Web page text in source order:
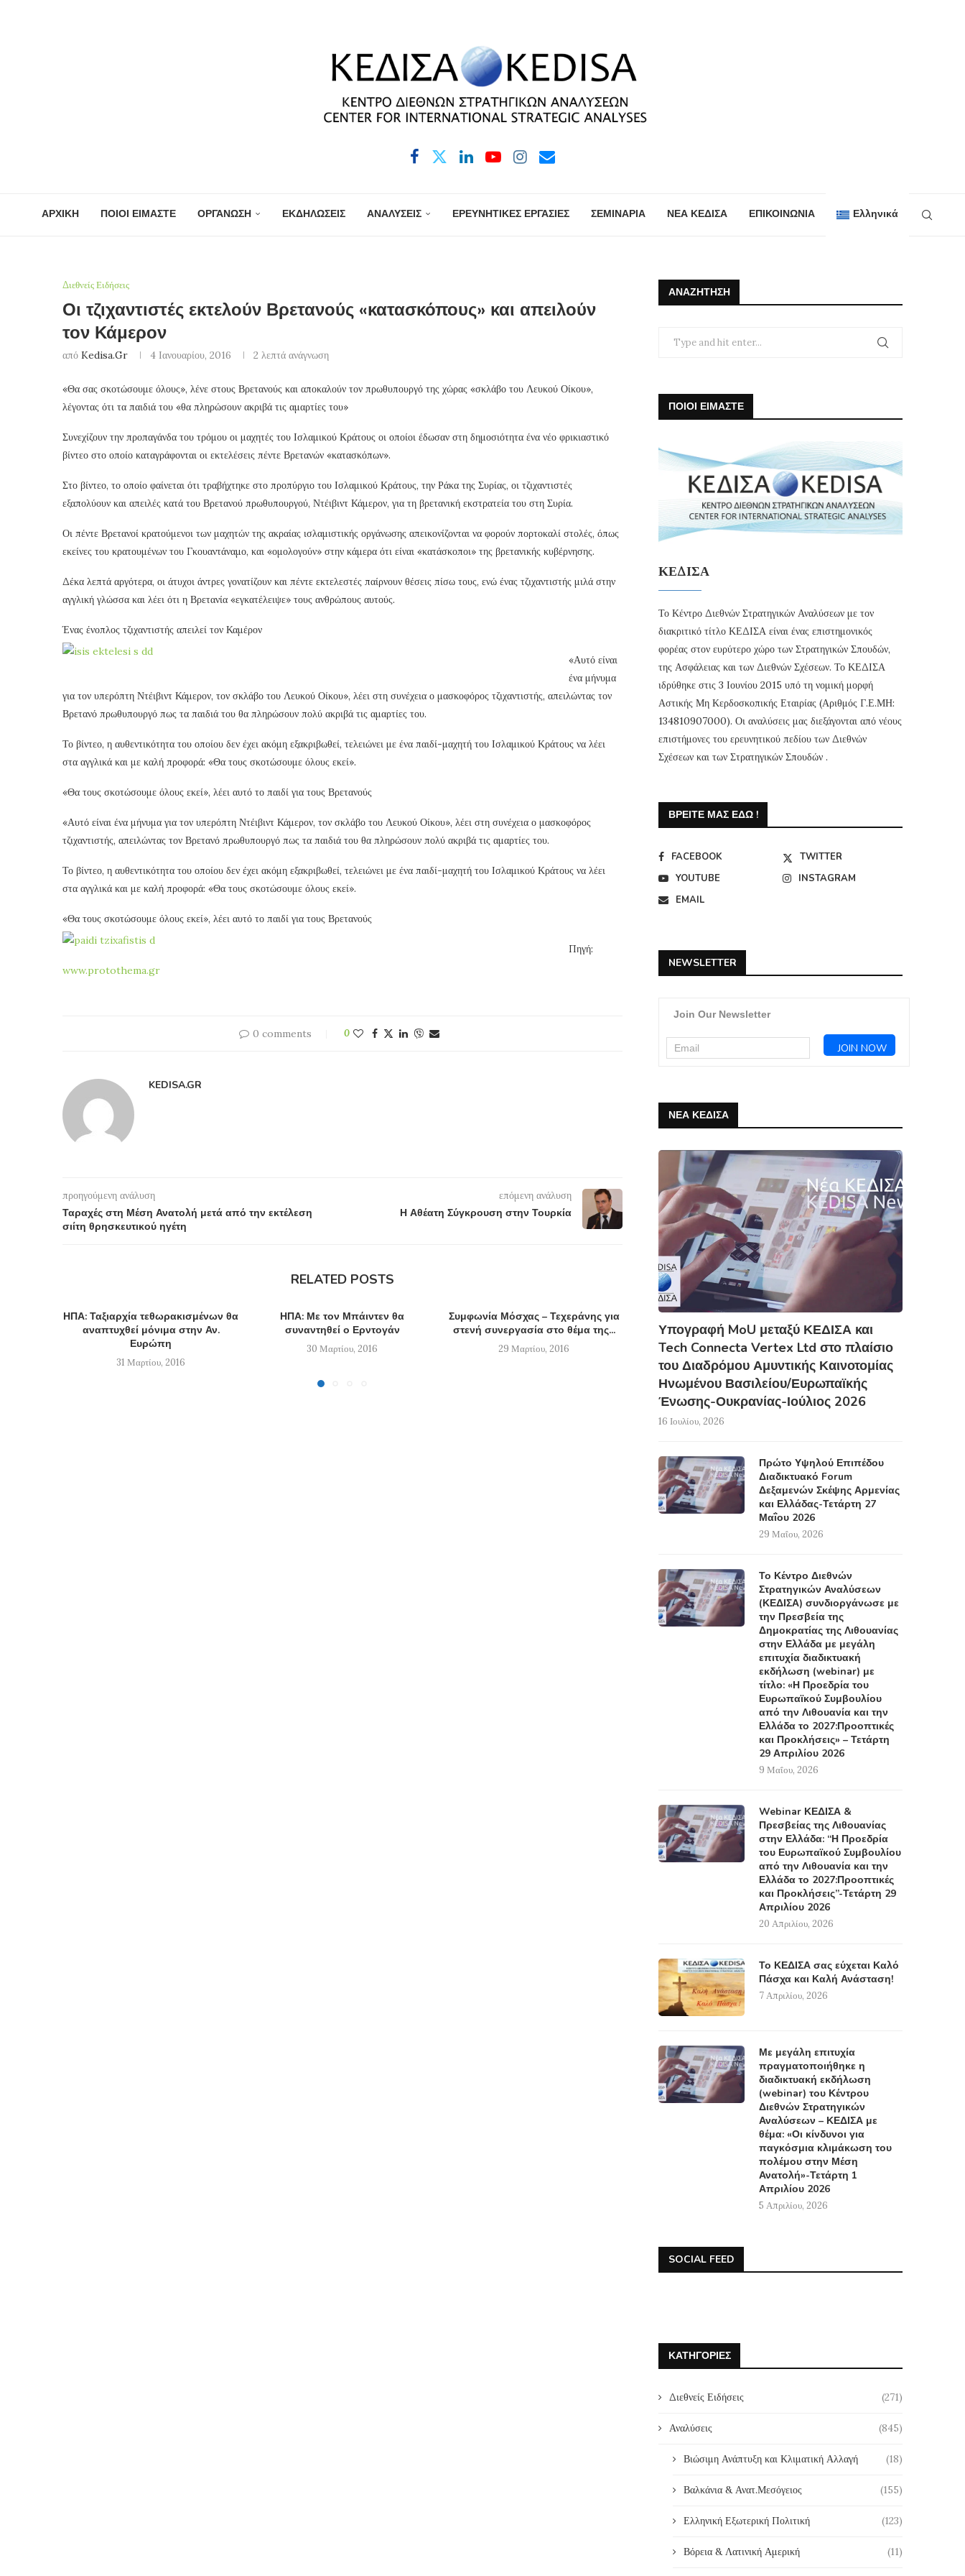
ΑΡΧΙΚΗ ΠΟΙΟΙ ΕΙΜΑΣΤΕ ΟΡΓΑΝΩΣΗ ΕΚΔΗΛΩΣΕΙΣ ΑΝΑΛΥΣΕΙΣ ΕΡΕΥΝΗΤΙΚΕΣ ΕΡΓΑΣΙΕΣ ΣΕΜΙΝΑΡΙΑ ΝΕΑ ΚΕΔΙΣΑ ΕΠΙΚΟΙΝΩΝΙΑ Ελληνικά
Διεθνείς Ειδήσεις
Οι τζιχαντιστές εκτελούν Βρετανούς «κατασκόπους» και απειλούν
τον Κάμερον
από Kedisa.gr 4 Ιανουαρίου, 2016 2 λεπτά ανάγνωση
«Θα σας σκοτώσουμε όλους», λένε στους Βρετανούς και αποκαλούν τον πρωθυπουργό της χώρας «σκλάβο του Λευκού Οίκου»,
λέγοντας ότι τα παιδιά του «θα πληρώσουν ακριβά τις αμαρτίες του»
Συνεχίζουν την προπαγάνδα του τρόμου οι μαχητές του Ισλαμικού Κράτους οι οποίοι έδωσαν στη δημοσιότητα ένα νέο φρικιαστικό
βίντεο στο οποίο καταγράφονται οι εκτελέσεις πέντε Βρετανών «κατασκόπων».
Στο βίντεο, το οποίο φαίνεται ότι τραβήχτηκε στο προπύργιο του Ισλαμικού Κράτους, την Ράκα της Συρίας, οι τζιχαντιστές
εξαπολύουν και απειλές κατά του Βρετανού πρωθυπουργού, Ντέιβιντ Κάμερον, για τη βρετανική εκστρατεία του στη Συρία.
Οι πέντε Βρετανοί κρατούμενοι των μαχητών της ακραίας ισλαμιστικής οργάνωσης απεικονίζονται να φορούν πορτοκαλί στολές, όπως
εκείνες του κρατουμένων του Γκουαντάναμο, και «ομολογούν» στην κάμερα ότι είναι «κατάσκοποι» της βρετανικής κυβέρνησης.
Δέκα λεπτά αργότερα, οι άτυχοι άντρες γονατίζουν και πέντε εκτελεστές παίρνουν θέσεις πίσω τους, ενώ ένας τζιχαντιστής μιλά στην
αγγλική γλώσσα και λέει ότι η Βρετανία «εγκατέλειψε» τους ανθρώπους αυτούς.
Ένας ένοπλος τζιχαντιστής απειλεί τον Καμέρον
«Αυτό είναι
ένα μήνυμα
για τον υπερόπτη Ντέιβιντ Κάμερον, τον σκλάβο του Λευκού Οίκου», λέει στη συνέχεια ο μασκοφόρος τζιχαντιστής, απειλώντας τον
Βρετανό πρωθυπουργό πως τα παιδιά του θα πληρώσουν πολύ ακριβά τις αμαρτίες του.
Το βίντεο, η αυθεντικότητα του οποίου δεν έχει ακόμη εξακριβωθεί, τελειώνει με ένα παιδί-μαχητή του Ισλαμικού Κράτους να λέει
στα αγγλικά και με καλή προφορά: «Θα τους σκοτώσουμε όλους εκεί».
«Θα τους σκοτώσουμε όλους εκεί», λέει αυτό το παιδί για τους Βρετανούς
«Αυτό είναι ένα μήνυμα για τον υπερόπτη Ντέιβιντ Κάμερον, τον σκλάβο του Λευκού Οίκου», λέει στη συνέχεια ο μασκοφόρος
τζιχαντιστής, απειλώντας τον Βρετανό πρωθυπουργό πως τα παιδιά του θα πληρώσουν πολύ ακριβά τις αμαρτίες του.
Το βίντεο, η αυθεντικότητα του οποίου δεν έχει ακόμη εξακριβωθεί, τελειώνει με ένα παιδί-μαχητή του Ισλαμικού Κράτους να λέει
στα αγγλικά και με καλή προφορά: «Θα τους σκοτώσουμε όλους εκεί».
«Θα τους σκοτώσουμε όλους εκεί», λέει αυτό το παιδί για τους Βρετανούς
Πηγή:
www.protothema.gr
0 comments 0
KEDISA.GR
προηγούμενη ανάλυση
Ταραχές στη Μέση Ανατολή μετά από την εκτέλεση
σιίτη θρησκευτικού ηγέτη
επόμενη ανάλυση
Η Αθέατη Σύγκρουση στην Τουρκία
RELATED POSTS
ΗΠΑ: Ταξιαρχία τεθωρακισμένων θα
αναπτυχθεί μόνιμα στην Αν.
Ευρώπη
31 Μαρτίου, 2016
ΗΠΑ: Με τον Μπάιντεν θα
συναντηθεί ο Ερντογάν
30 Μαρτίου, 2016
Συμφωνία Μόσχας – Τεχεράνης για
στενή συνεργασία στο θέμα της...
29 Μαρτίου, 2016
Μακελειό στο Πακιστάν-
Τουλάχιστον 65 νεκροί από
επίθεση καμικάζι σε...
28 Μαρτίου, 2016
Κρίσιμη η βελτίωση
ανταλλαγής
24 Μαρτίου, 2016
ΑΝΑΖΉΤΗΣΗ
ΠΟΙΟΙ ΕΙΜΑΣΤΕ
ΚΕΔΙΣΑ
Το Κέντρο Διεθνών Στρατηγικών Αναλύσεων με τον
διακριτικό τίτλο ΚΕΔΙΣΑ είναι ένας επιστημονικός
φορέας στον ευρύτερο χώρο των Στρατηγικών Σπουδών,
της Ασφάλειας και των Διεθνών Σχέσεων. Το ΚΕΔΙΣΑ
ιδρύθηκε στις 3 Ιουνίου 2015 υπό τη νομική μορφή
Αστικής Μη Κερδοσκοπικής Εταιρίας (Αριθμός Γ.Ε.ΜΗ:
134810907000). Οι αναλύσεις μας διεξάγονται από νέους
επιστήμονες του ερευνητικού πεδίου των Διεθνών
Σχέσεων και των Στρατηγικών Σπουδών .
ΒΡΕΊΤΕ ΜΑΣ ΕΔΏ !
FACEBOOK
TWITTER
YOUTUBE
INSTAGRAM
EMAIL
NEWSLETTER
Join Our Newsletter
ΝΕΑ ΚΕΔΙΣΑ
Υπογραφή MoU μεταξύ ΚΕΔΙΣΑ και
Tech Connecta Vertex Ltd στο πλαίσιο
του Διαδρόμου Αμυντικής Καινοτομίας
Ηνωμένου Βασιλείου/Ευρωπαϊκής
Ένωσης-Ουκρανίας-Ιούλιος 2026
16 Ιουλίου, 2026
Πρώτο Υψηλού Επιπέδου
Διαδικτυακό Forum
Δεξαμενών Σκέψης Αρμενίας
και Ελλάδας-Τετάρτη 27
Μαΐου 2026
29 Μαΐου, 2026
Το Κέντρο Διεθνών
Στρατηγικών Αναλύσεων
(ΚΕΔΙΣΑ) συνδιοργάνωσε με
την Πρεσβεία της
Δημοκρατίας της Λιθουανίας
στην Ελλάδα με μεγάλη
επιτυχία διαδικτυακή
εκδήλωση (webinar) με
τίτλο: «Η Προεδρία του
Ευρωπαϊκού Συμβουλίου
από την Λιθουανία και την
Ελλάδα το 2027:Προοπτικές
και Προκλήσεις» – Τετάρτη
29 Απριλίου 2026
9 Μαΐου, 2026
Webinar ΚΕΔΙΣΑ &
Πρεσβείας της Λιθουανίας
στην Ελλάδα: “Η Προεδρία
του Ευρωπαϊκού Συμβουλίου
από την Λιθουανία και την
Ελλάδα το 2027:Προοπτικές
και Προκλήσεις”-Τετάρτη 29
Απριλίου 2026
20 Απριλίου, 2026
Το ΚΕΔΙΣΑ σας εύχεται Καλό
Πάσχα και Καλή Ανάσταση!
7 Απριλίου, 2026
Με μεγάλη επιτυχία
πραγματοποιήθηκε η
διαδικτυακή εκδήλωση
(webinar) του Κέντρου
Διεθνών Στρατηγικών
Αναλύσεων – ΚΕΔΙΣΑ με
θέμα: «Οι κίνδυνοι για
παγκόσμια κλιμάκωση του
πολέμου στην Μέση
Ανατολή»-Τετάρτη 1
Απριλίου 2026
5 Απριλίου, 2026
SOCIAL FEED
ΚΑΤΗΓΟΡΊΕΣ
Διεθνείς Ειδήσεις (271)
Αναλύσεις (845)
Βιώσιμη Ανάπτυξη και Κλιματική Αλλαγή (18)
Βαλκάνια & Ανατ.Μεσόγειος (155)
Ελληνική Εξωτερική Πολιτική (123)
Βόρεια & Λατινική Αμερική (11)